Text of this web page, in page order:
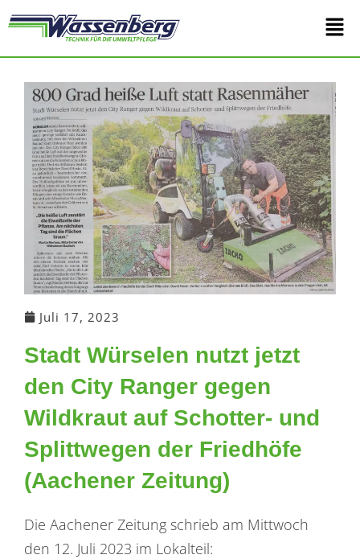
Inhalt
springen
Main
Juli 17, 2023
Stadt Würselen nutzt jetzt
den City Ranger gegen
Wildkraut auf Schotter- und
Splittwegen der Friedhöfe
(Aachener Zeitung)
Die Aachener Zeitung schrieb am Mittwoch
den 12. Juli 2023 im Lokalteil: